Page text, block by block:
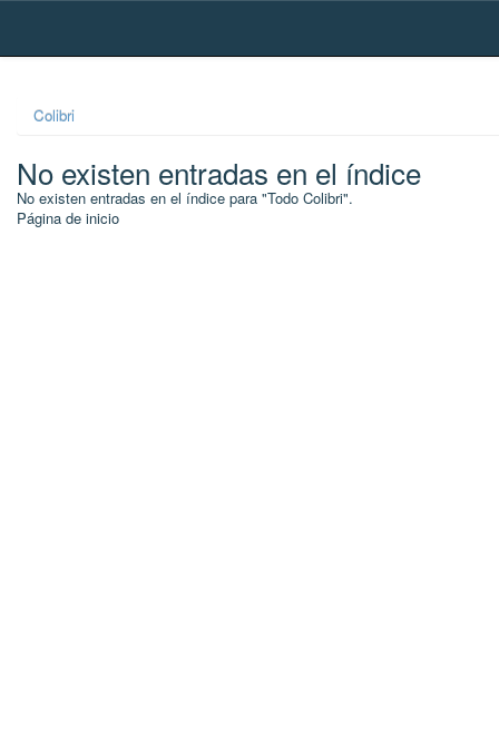
Skip
Colibri
No existen entradas en el índice
No existen entradas en el índice para "Todo Colibri".
Página de inicio